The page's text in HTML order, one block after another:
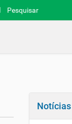
Pesquisar
Notícias